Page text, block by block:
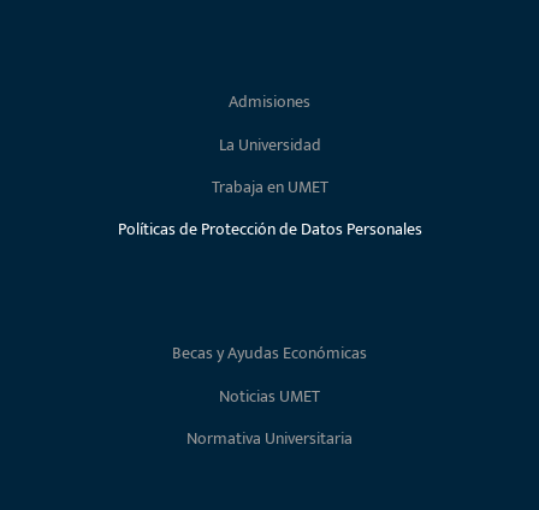
Admisiones
La Universidad
Trabaja en UMET
Políticas de Protección de Datos Personales
Becas y Ayudas Económicas
Noticias UMET
Normativa Universitaria